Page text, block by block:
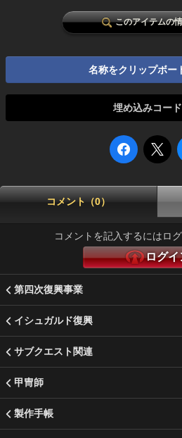
このアイテムの
名称をクリップボー
埋め込みコー
コメント（0）
コメントを記入するにはロ
ログイ
第四次復興事業
イシュガルド復興
サブクエスト関連
甲冑師
製作手帳